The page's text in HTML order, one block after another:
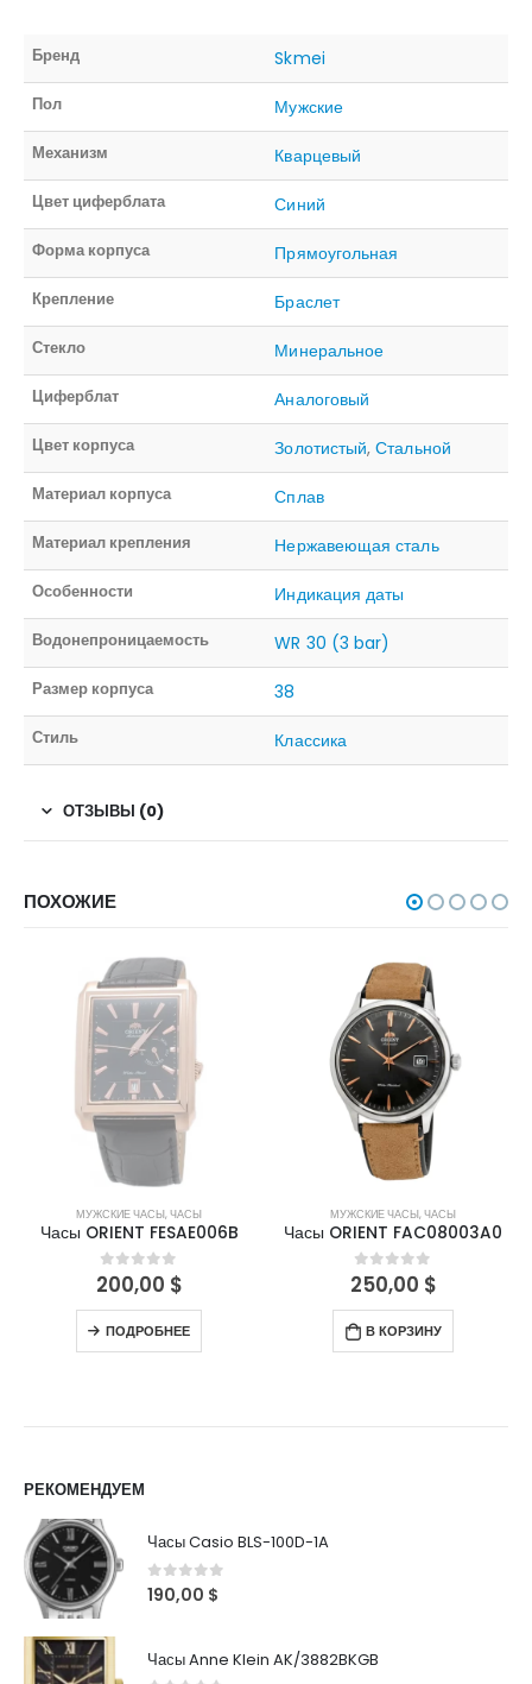
Бренд Skmei
Пол Мужские
Механизм Кварцевый
Цвет циферблата Синий
Форма корпуса Прямоугольная
Крепление Браслет
Стекло Минеральное
Циферблат Аналоговый
Цвет корпуса Золотистый,Стальной
Материал корпуса Сплав
Материал крепления Нержавеющая сталь
Особенности Индикация даты
Водонепроницаемость WR 30 (3 bar)
Размер корпуса 38
Стиль Классика
ОТЗЫВЫ (0)
ПОХОЖИЕ
НЕТ В НАЛИЧИИ
МУЖСКИЕ ЧАСЫ,ЧАСЫ
Часы ORIENT FESAE006B
0out of 5
200,00 $
ПОДРОБНЕЕ
МУЖСКИЕ ЧАСЫ,ЧАСЫ
Часы ORIENT FAC08003A0
0out of 5
250,00 $
В КОРЗИНУ
РЕКОМЕНДУЕМ
Часы Casio BLS-100D-1A
0out of 5
190,00 $
Часы Anne Klein AK/3882BKGB